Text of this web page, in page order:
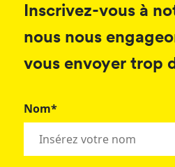
Inscrivez-vous à
nous nous
vous envoyer trop
Nom*